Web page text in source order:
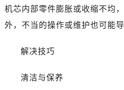
机芯内部零件膨胀或收缩不均
外，不当的操作或维护也可能导
解决技巧
清洁与保养